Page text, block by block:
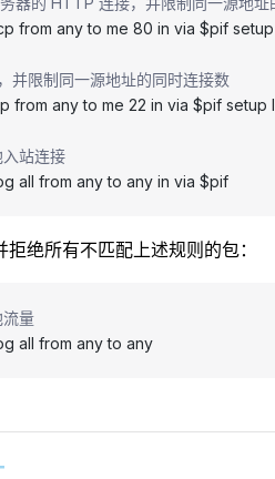
from any to me 80 in via $pif
并限制同一源地址的同时连接数
from any to me 22 in via $pif setup
站连接
all from any to any in via $pif
绝所有不匹配上述规则的包：
量
all from any to any